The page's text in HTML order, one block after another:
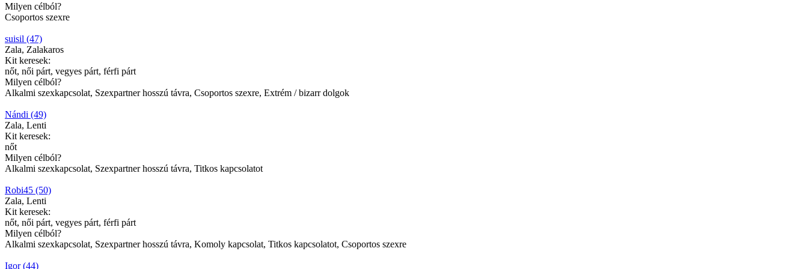
Milyen célból?
Csoportos szexre
suisil (47)
Zala, Zalakaros
Kit keresek:
nőt, női párt, vegyes párt, férfi párt
Milyen célból?
Alkalmi szexkapcsolat, Szexpartner hosszú távra, Csoportos szexre, Extrém / bizarr dolgok
Nándi (49)
Zala, Lenti
Kit keresek:
nőt
Milyen célból?
Alkalmi szexkapcsolat, Szexpartner hosszú távra, Titkos kapcsolatot
Robi45 (50)
Zala, Lenti
Kit keresek:
nőt, női párt, vegyes párt, férfi párt
Milyen célból?
Alkalmi szexkapcsolat, Szexpartner hosszú távra, Komoly kapcsolat, Titkos kapcsolatot, Csoportos szexre
Igor (44)